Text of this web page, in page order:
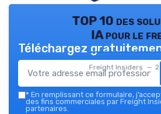
TOP 10 des
IA pour le
Freight Insiders —
Téléchargez
* En remplissant ce formulaire,
des fins commerciales par Freight
partenaires.